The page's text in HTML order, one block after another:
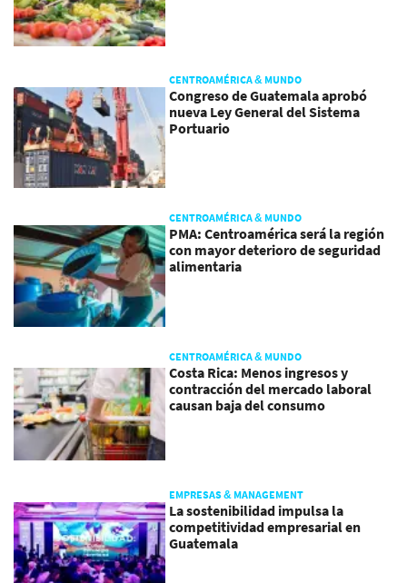
CENTROAMÉRICA & MUNDO
Congreso de Guatemala aprobó
nueva Ley General del Sistema
Portuario
CENTROAMÉRICA & MUNDO
PMA: Centroamérica será la región
con mayor deterioro de seguridad
alimentaria
CENTROAMÉRICA & MUNDO
Costa Rica: Menos ingresos y
contracción del mercado laboral
causan baja del consumo
EMPRESAS & MANAGEMENT
La sostenibilidad impulsa la
competitividad empresarial en
Guatemala